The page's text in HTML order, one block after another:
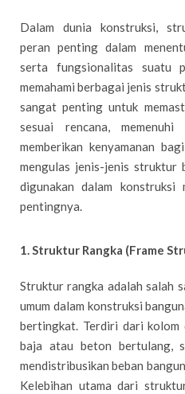
Dalam dunia konstruksi,
peran penting dalam
serta fungsionalitas suatu
memahami berbagai jenis
sangat penting untuk
sesuai rencana,
memberikan kenyamanan
mengulas jenis-jenis struktur
digunakan dalam
pentingnya.
1. Struktur Rangka (Frame
Struktur rangka adalah salah
umum dalam konstruksi
bertingkat. Terdiri dari
baja atau beton bertulang,
mendistribusikan beban
Kelebihan utama dari